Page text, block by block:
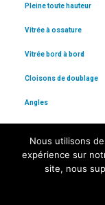
Pleine toute hauteur
Vitrée à ossature
Vitrée bord à bord
Cloisons de doublage
Angles
Blocs portes
Nous utilisons
expérience sur
site, nous